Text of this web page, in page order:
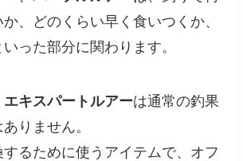
、どのくらい早く食いつくか、
った部分に関わります。
エキスパートルアーは通常の釣果
りません。
するために使うアイテムで、オフ